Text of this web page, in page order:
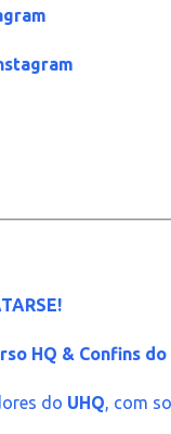
HQ & Confins
do UHQ, com